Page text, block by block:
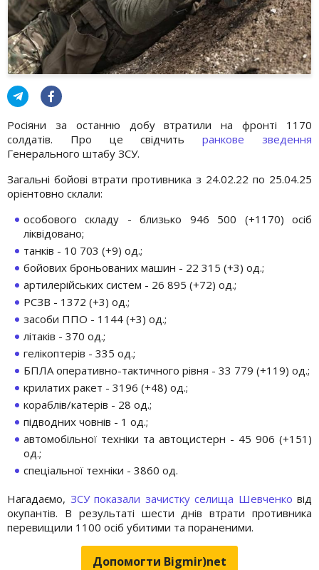
Росіяни за останню добу втратили на фронті 1170
солдатів. Про це свідчитьранкове зведення
Генерального штабу ЗСУ.
Загальні бойові втрати противника з 24.02.22 по 25.04.25
орієнтовно склали:
особового складу - близько 946 500 (+1170) осіб
ліквідовано;
танків - 10 703 (+9) од.;
бойових броньованих машин - 22 315 (+3) од.;
артилерійських систем - 26 895 (+72) од.;
РСЗВ - 1372 (+3) од.;
засоби ППО - 1144 (+3) од.;
літаків - 370 од.;
гелікоптерів - 335 од.;
БПЛА оперативно-тактичного рівня - 33 779 (+119) од.;
крилатих ракет - 3196 (+48) од.;
кораблів/катерів - 28 од.;
підводних човнів - 1 од.;
автомобільної техніки та автоцистерн - 45 906 (+151)
од.;
спеціальної техніки - 3860 од.
Нагадаємо, ЗСУ показали зачистку селища Шевченко від
окупантів. В результаті шести днів втрати противника
перевищили 1100 осіб убитими та пораненими.
Допомогти Bigmir)net